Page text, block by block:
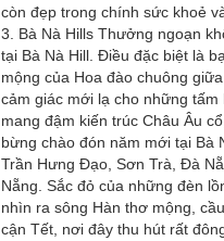
còn đẹp trong chính sức khoẻ
3. Bà Nà Hills Thưởng ngoạn
tại Bà Nà Hill. Điều đặc biệt là
mộng của Hoa đào chuông
cảm giác mới lạ cho những
mang đậm kiến trúc Châu Âu
bừng chào đón năm mới tại Bà
Trần Hưng Đạo, Sơn Trà, Đà
Nẵng. Sắc đỏ của những đèn
nhìn ra sông Hàn thơ mộng,
cận Tết, nơi đây thu hút rất
Cho thuê nhà nguyên
thuê nhà nguyên căn
Chúng tôi hiên đang
tại Tuy Hòa - Phú Yên.